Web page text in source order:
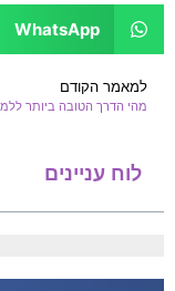
WhatsApp
למאמר הקודם
לוח עניינים